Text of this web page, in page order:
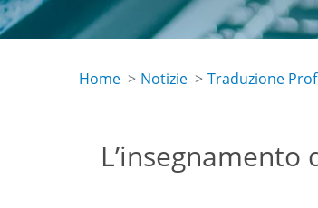
Home Notizie Traduzione
L’insegnamento